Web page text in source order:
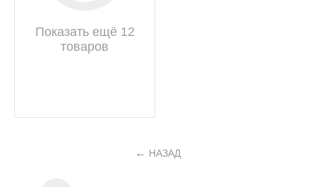
Показать ещё 12
товаров
НАЗАД